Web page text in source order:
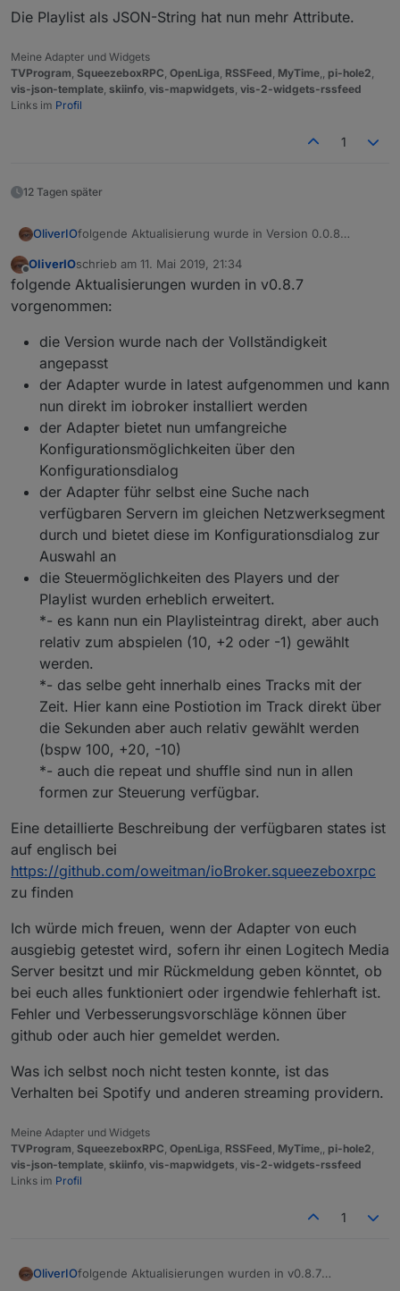
Die Playlist als JSON-String hat nun mehr Attribute.
Meine Adapter und Widgets
TVProgram, SqueezeboxRPC, OpenLiga, RSSFeed, MyTime,, pi-hole2,
vis-json-template, skiinfo, vis-mapwidgets, vis-2-widgets-rssfeed
Links im Profil
1
12 Tagen später
OliverIOfolgende Aktualisierung wurde in Version 0.0.8
Die Playlist als JSON-String hat nun mehr Attribute.
Offline
OliverIOschrieb am 11. Mai 2019, 21:34
zuletzt editiert von
folgende Aktualisierungen wurden in v0.8.7
vorgenommen:
die Version wurde nach der Vollständigkeit
angepasst
der Adapter wurde in latest aufgenommen und kann
nun direkt im iobroker installiert werden
der Adapter bietet nun umfangreiche
Konfigurationsmöglichkeiten über den
Konfigurationsdialog
der Adapter führ selbst eine Suche nach
verfügbaren Servern im gleichen Netzwerksegment
durch und bietet diese im Konfigurationsdialog zur
Auswahl an
die Steuermöglichkeiten des Players und der
Playlist wurden erheblich erweitert.
*- es kann nun ein Playlisteintrag direkt, aber auch
relativ zum abspielen (10, +2 oder -1) gewählt
werden.
*- das selbe geht innerhalb eines Tracks mit der
Zeit. Hier kann eine Postiotion im Track direkt über
die Sekunden aber auch relativ gewählt werden
(bspw 100, +20, -10)
*- auch die repeat und shuffle sind nun in allen
formen zur Steuerung verfügbar.
Eine detaillierte Beschreibung der verfügbaren states ist
auf englisch bei
https://github.com/oweitman/ioBroker.squeezeboxrpc
zu finden
Ich würde mich freuen, wenn der Adapter von euch
ausgiebig getestet wird, sofern ihr einen Logitech Media
Server besitzt und mir Rückmeldung geben könntet, ob
bei euch alles funktioniert oder irgendwie fehlerhaft ist.
Fehler und Verbesserungsvorschläge können über
github oder auch hier gemeldet werden.
Was ich selbst noch nicht testen konnte, ist das
Verhalten bei Spotify und anderen streaming providern.
Meine Adapter und Widgets
TVProgram, SqueezeboxRPC, OpenLiga, RSSFeed, MyTime,, pi-hole2,
vis-json-template, skiinfo, vis-mapwidgets, vis-2-widgets-rssfeed
Links im Profil
1
OliverIOfolgende Aktualisierungen wurden in v0.8.7